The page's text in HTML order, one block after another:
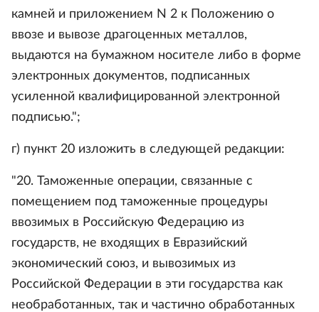
камней и приложением N 2 к Положению о
ввозе и вывозе драгоценных металлов,
выдаются на бумажном носителе либо в форме
электронных документов, подписанных
усиленной квалифицированной электронной
подписью.";
г) пункт 20 изложить в следующей редакции:
"20. Таможенные операции, связанные с
помещением под таможенные процедуры
ввозимых в Российскую Федерацию из
государств, не входящих в Евразийский
экономический союз, и вывозимых из
Российской Федерации в эти государства как
необработанных, так и частично обработанных